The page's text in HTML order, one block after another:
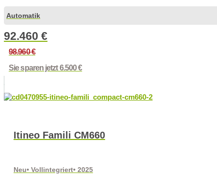
Automatik
92.460 €
98.960€
Sie sparen jetzt 6.500 €
Itineo Famili CM660
Neu• Vollintegriert• 2025